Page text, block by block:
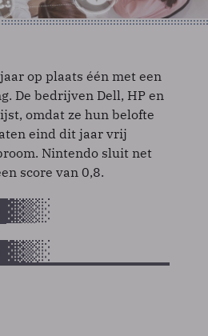
op plaats één met een
De bedrijven Dell, HP en
omdat ze hun belofte
eind dit jaar vrij
Nintendo sluit net
score van 0,8.